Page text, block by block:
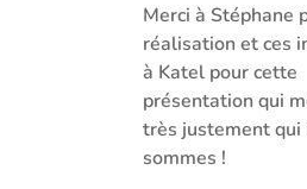
Merci à Stéphane
réalisation et ces
à Katel pour cette
présentation qui
très justement qui
sommes !